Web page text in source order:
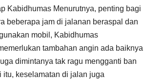
Kabidhumas Menurutnya, penting bagi
beberapa jam di jalanan beraspal dan
mobil, Kabidhumas
tambahan angin ada baiknya
dimintanya tak ragu mengganti ban
itu, keselamatan di jalan juga